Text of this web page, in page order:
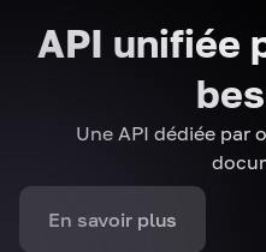
API unifiée
Une API dédiée par
En savoir plus